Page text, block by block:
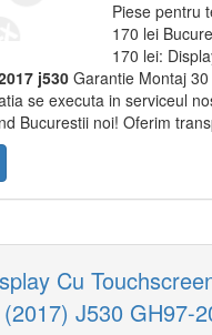
Piese pentru
170 lei
170 lei:
j530 Garantie Montaj
se executa in serviceul
Bucurestii noi! Oferim
Cu
J530 GH97-